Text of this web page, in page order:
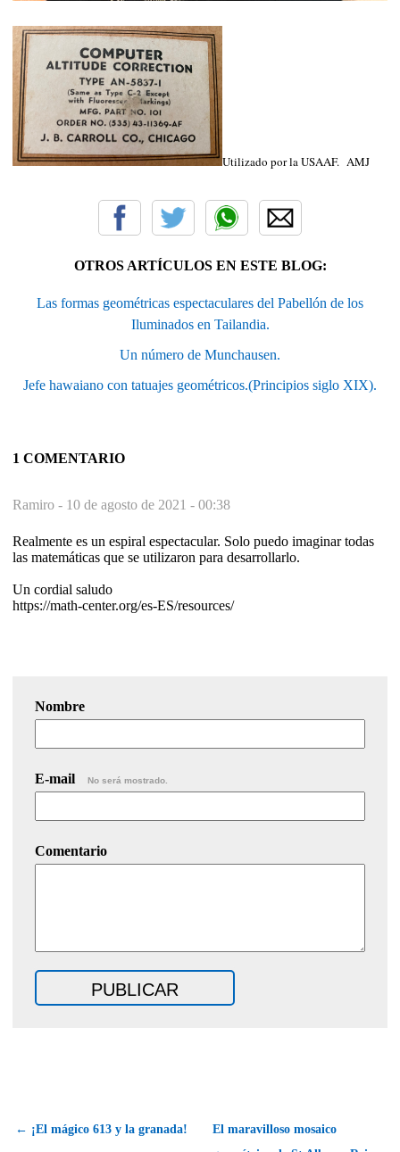
Utilizado por la USAAF. AMJ
OTROS ARTÍCULOS EN ESTE BLOG:
Las formas geométricas espectaculares del Pabellón de los
Iluminados en Tailandia.
Un número de Munchausen.
Jefe hawaiano con tatuajes geométricos.(Principios siglo XIX).
1 COMENTARIO
Ramiro - 10 de agosto de 2021 - 00:38
Realmente es un espiral espectacular. Solo puedo imaginar todas
las matemáticas que se utilizaron para desarrollarlo.
Un cordial saludo
https://math-center.org/es-ES/resources/
Nombre
E-mail No será mostrado.
Comentario
← ¡El mágico 613 y la granada!
El maravilloso mosaico